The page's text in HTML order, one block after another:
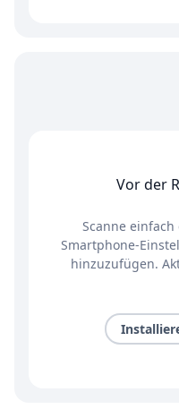
Vor der
Scanne einfach
Smartphone-
hinzuzufügen.